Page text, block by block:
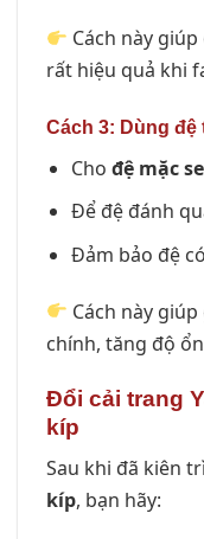
Cách này
rất hiệu quả khi
Cách 3: Dùng
Cho đệ mặc
Để đệ đánh
Đảm bảo đệ
Cách này
chính, tăng độ
Đổi cải trang
kíp
Sau khi đã kiên trì
kíp, bạn hãy: